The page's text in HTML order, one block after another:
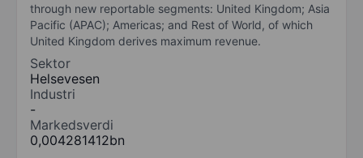
through new reportable segments: United Kingdom; Asia
Pacific (APAC); Americas; and Rest of World, of which
United Kingdom derives maximum revenue.
Sektor
Helsevesen
Industri
-
Markedsverdi
0,004281412bn